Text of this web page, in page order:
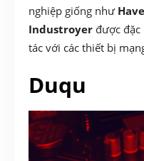
nghiệp giống như
Industroyer được
tác với các thiết bị
Duqu